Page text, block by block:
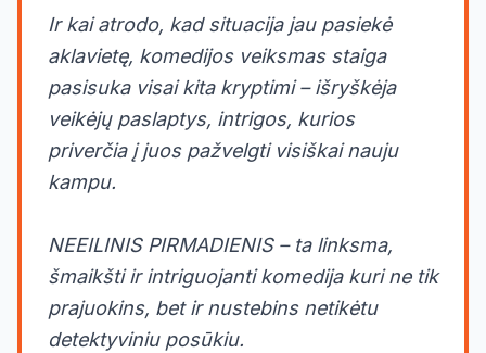
Ir kai atrodo, kad situacija jau pasiekė
aklavietę, komedijos veiksmas staiga
pasisuka visai kita kryptimi – išryškėja
veikėjų paslaptys, intrigos, kurios
priverčia į juos pažvelgti visiškai nauju
kampu.
NEEILINIS PIRMADIENIS – ta linksma,
šmaikšti ir intriguojanti komedija kuri ne tik
prajuokins, bet ir nustebins netikėtu
detektyviniu posūkiu.